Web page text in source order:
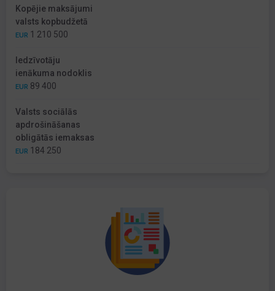
Kopējie maksājumi
valsts kopbudžetā
EUR 1 210 500
Iedzīvotāju
ienākuma nodoklis
EUR 89 400
Valsts sociālās
apdrošināšanas
obligātās iemaksas
EUR 184 250